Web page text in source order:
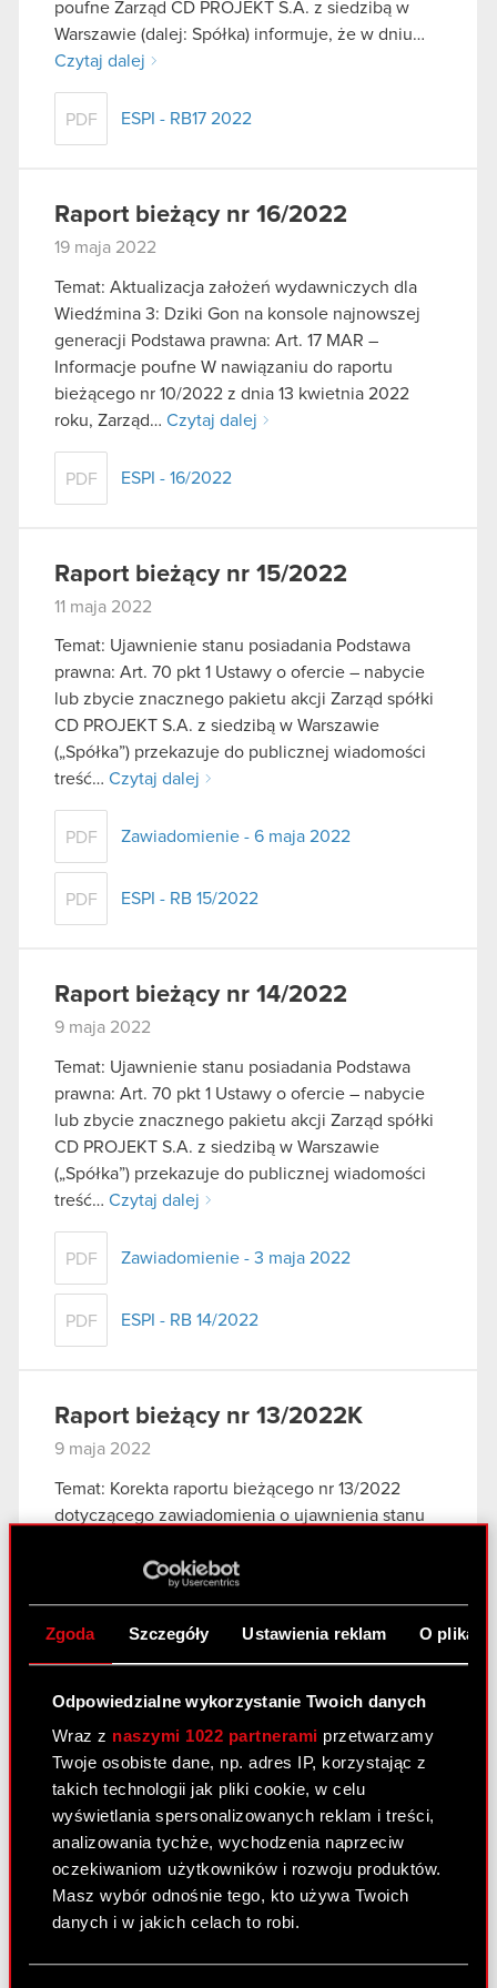
Zgoda Szczegóły Ustawienia reklam O
Odpowiedzialne wykorzystanie Twoich danych
Wraz z naszymi 1022 partnerami przetwarzamy
Twoje osobiste dane, np. adres IP, korzystając z
takich technologii jak pliki cookie, w celu
wyświetlania spersonalizowanych reklam i treści,
analizowania tychże, wychodzenia naprzeciw
oczekiwaniom użytkowników i rozwoju produktów.
Masz wybór odnośnie tego, kto używa Twoich
danych i w jakich celach to robi.
poufne Zarząd CD PROJEKT S.A. z siedzibą w
Warszawie (dalej: Spółka) informuje, że w dniu…
Czytaj dalej
PDF ESPI - RB17 2022
Raport bieżący nr 16/2022
19 maja 2022
Temat: Aktualizacja założeń wydawniczych dla
Wiedźmina 3: Dziki Gon na konsole najnowszej
generacji Podstawa prawna: Art. 17 MAR –
Informacje poufne W nawiązaniu do raportu
bieżącego nr 10/2022 z dnia 13 kwietnia 2022
roku, Zarząd… Czytaj dalej
PDF ESPI - 16/2022
Raport bieżący nr 15/2022
11 maja 2022
Temat: Ujawnienie stanu posiadania Podstawa
prawna: Art. 70 pkt 1 Ustawy o ofercie – nabycie
lub zbycie znacznego pakietu akcji Zarząd spółki
CD PROJEKT S.A. z siedzibą w Warszawie
(„Spółka”) przekazuje do publicznej wiadomości
treść… Czytaj dalej
PDF Zawiadomienie - 6 maja 2022
PDF ESPI - RB 15/2022
Raport bieżący nr 14/2022
9 maja 2022
Temat: Ujawnienie stanu posiadania Podstawa
prawna: Art. 70 pkt 1 Ustawy o ofercie – nabycie
lub zbycie znacznego pakietu akcji Zarząd spółki
CD PROJEKT S.A. z siedzibą w Warszawie
(„Spółka”) przekazuje do publicznej wiadomości
treść… Czytaj dalej
PDF Zawiadomienie - 3 maja 2022
PDF ESPI - RB 14/2022
Raport bieżący nr 13/2022K
9 maja 2022
Temat: Korekta raportu bieżącego nr 13/2022
dotyczącego zawiadomienia o ujawnienia stanu
o ofercie – nabycie lub zbycie znacznego pakietu
Raport bieżący nr 13/2022
5 maja 2022
Temat: Ujawnienie stanu posiadania Podstawa
prawna: Art. 70 pkt 1 Ustawy o ofercie – nabycie
lub zbycie znacznego pakietu akcji Zarząd spółki
CD PROJEKT S.A. z siedzibą w Warszawie